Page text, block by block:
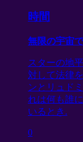
時間
無限の宇宙で
スターの地
対して法律
ンとリュド
れは何も誰
いるとき.
0